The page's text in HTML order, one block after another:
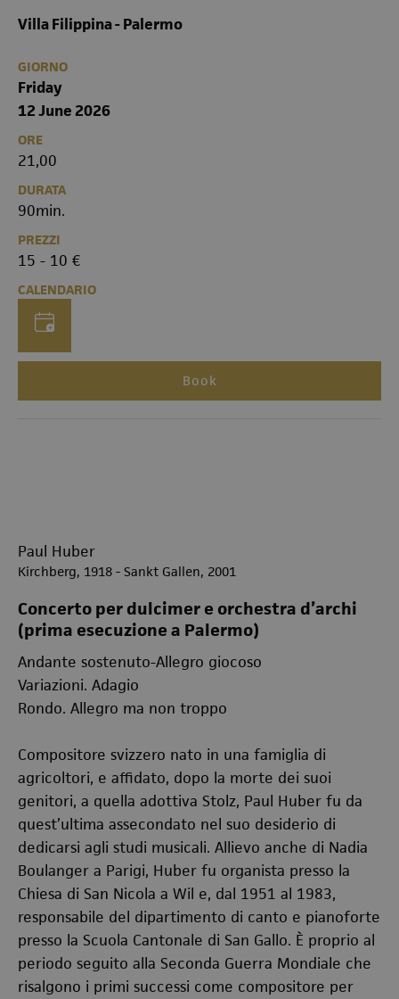
Villa Filippina - Palermo
GIORNO
Friday
12 June 2026
ORE
21,00
DURATA
90min.
PREZZI
15 - 10 €
CALENDARIO
Book
Paul Huber
Kirchberg, 1918 - Sankt Gallen, 2001
Concerto per dulcimer e orchestra d’archi
(prima esecuzione a Palermo)
Andante sostenuto-Allegro giocoso
Variazioni. Adagio
Rondo. Allegro ma non troppo
Compositore svizzero nato in una famiglia di
agricoltori, e affidato, dopo la morte dei suoi
genitori, a quella adottiva Stolz, Paul Huber fu da
quest’ultima assecondato nel suo desiderio di
dedicarsi agli studi musicali. Allievo anche di Nadia
Boulanger a Parigi, Huber fu organista presso la
Chiesa di San Nicola a Wil e, dal 1951 al 1983,
responsabile del dipartimento di canto e pianoforte
presso la Scuola Cantonale di San Gallo. È proprio al
periodo seguito alla Seconda Guerra Mondiale che
risalgono i primi successi come compositore per